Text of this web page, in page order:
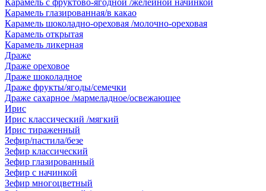
Карамель с фруктово-ягодной /желейной начинкой
Карамель глазированная/в какао
Карамель шоколадно-ореховая /молочно-ореховая
Карамель открытая
Карамель ликерная
Драже
Драже ореховое
Драже шоколадное
Драже фрукты/ягоды/семечки
Драже сахарное /мармеладное/освежающее
Ирис
Ирис классический /мягкий
Ирис тираженный
Зефир/пастила/безе
Зефир классический
Зефир глазированный
Зефир с начинкой
Зефир многоцветный